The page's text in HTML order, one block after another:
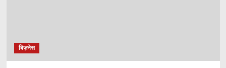
बिज़नेस